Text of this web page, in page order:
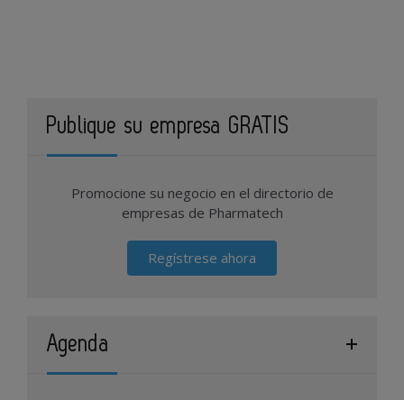
Publique su empresa GRATIS
Promocione su negocio en el directorio de
empresas de Pharmatech
Regístrese ahora
Agenda